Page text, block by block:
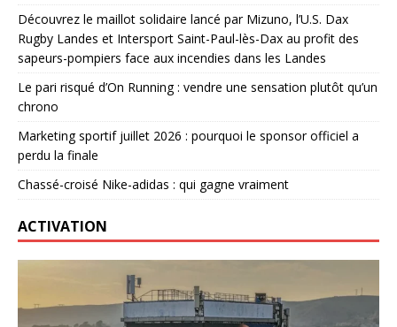
Découvrez le maillot solidaire lancé par Mizuno, l’U.S. Dax
Rugby Landes et Intersport Saint-Paul-lès-Dax au profit des
sapeurs-pompiers face aux incendies dans les Landes
Le pari risqué d’On Running : vendre une sensation plutôt qu’un
chrono
Marketing sportif juillet 2026 : pourquoi le sponsor officiel a
perdu la finale
Chassé-croisé Nike-adidas : qui gagne vraiment
ACTIVATION